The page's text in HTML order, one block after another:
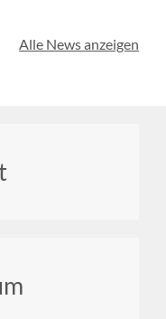
Alle News anzeigen